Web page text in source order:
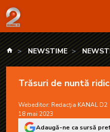
Trăsuri de nuntă ridicate de
kanald.ro
NEWSTIME
Trăsuri de nuntă
Webeditor: Redacția KANAL D2
18 mai 2023
Adaugă-ne ca sursă